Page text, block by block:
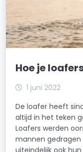
Hoe je
1 juni 2022
De loafer heeft
altijd in het teken
Loafers werden
mannen
uiteindelijk ook